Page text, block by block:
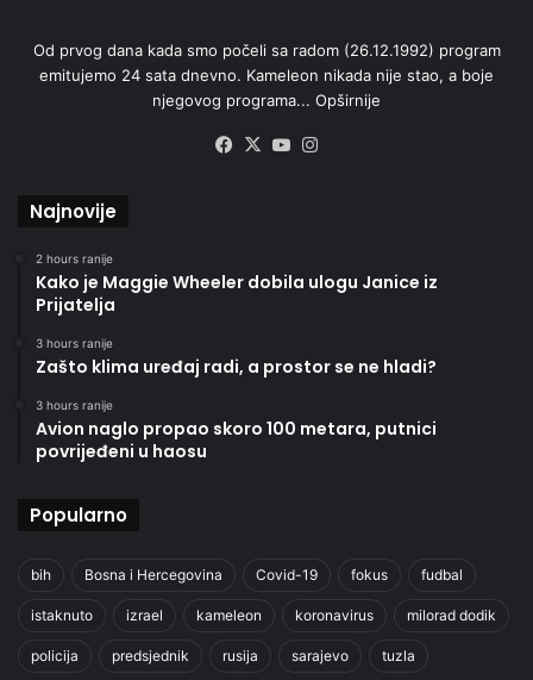
Od prvog dana kada smo počeli sa radom (26.12.1992) program
emitujemo 24 sata dnevno. Kameleon nikada nije stao, a boje
njegovog programa... Opširnije
Facebook
X YouTube
Najnovije
2 hours ranije
Kako je Maggie Wheeler dobila ulogu Janice iz
Prijatelja
3 hours ranije
Zašto klima uređaj radi, a prostor se ne hladi?
3 hours ranije
Avion naglo propao skoro 100 metara, putnici
povrijeđeni u haosu
Popularno
bih Bosna i Hercegovina Covid-19 fokus fudbal
istaknuto izrael kameleon koronavirus milorad dodik
policija predsjednik rusija sarajevo tuzla